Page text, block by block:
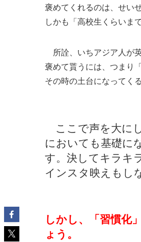
褒めてくれるのは、せい
しかも「高校生くらいま
所詮、いちアジア人が
褒めて貰うには、つまり
その時の土台になってく
ここで声を大に
においても基礎に
す。決してキラキ
インスタ映えもし
しかし、「習慣化
ょう。